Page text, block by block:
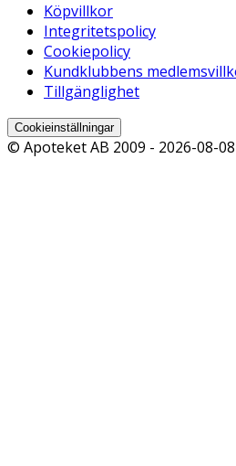
Köpvillkor
Integritetspolicy
Cookiepolicy
Kundklubbens
Tillgänglighet
Cookieinställningar
© Apoteket AB 2009 - 2026-08-